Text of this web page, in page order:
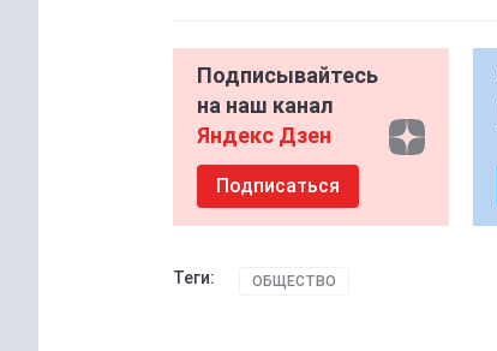
Подписывайтесь
на наш канал
Яндекс Дзен
Подписаться
Теги: ОБЩЕСТВО